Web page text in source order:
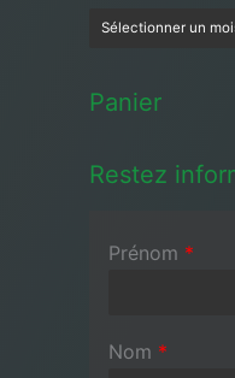
Panier
Restez
Prénom *
Nom *